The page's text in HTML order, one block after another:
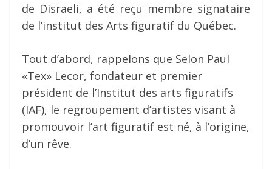
de Disraeli, a été reçu membre signataire
de l’institut des Arts figuratif du Québec.
Tout d’abord, rappelons que Selon Paul
«Tex» Lecor, fondateur et premier
président de l’Institut des arts figuratifs
(IAF), le regroupement d’artistes visant à
promouvoir l’art figuratif est né, à l’origine,
d’un rêve.